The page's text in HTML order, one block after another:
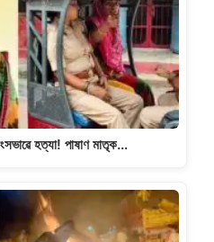
হত্যা! পাষাণ মাতৃক…